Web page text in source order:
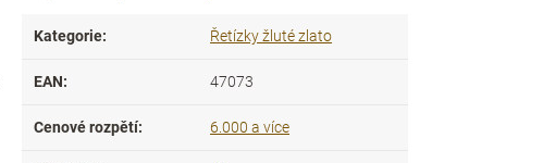
Kategorie: Řetízky žluté zlato
EAN: 47073
Cenové rozpětí: 6.000 a více